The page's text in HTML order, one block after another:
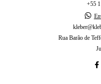
+55
Rua Barão de